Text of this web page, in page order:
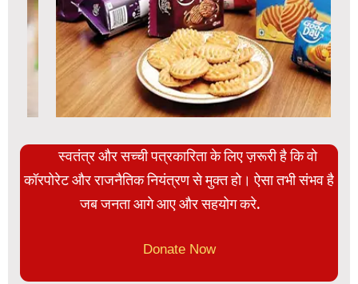
स्वतंत्र और सच्ची पत्रकारिता के लिए ज़रूरी है कि वो
कॉरपोरेट और राजनैतिक नियंत्रण से मुक्त हो। ऐसा तभी संभव है
जब जनता आगे आए और सहयोग करे.
Donate Now